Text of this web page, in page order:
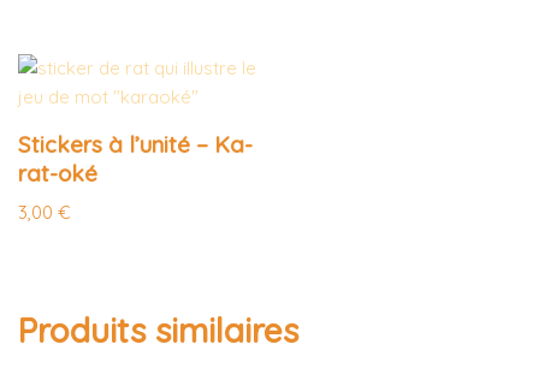
Stickers à l’unité – Ka-
rat-oké
3,00 €
Produits similaires